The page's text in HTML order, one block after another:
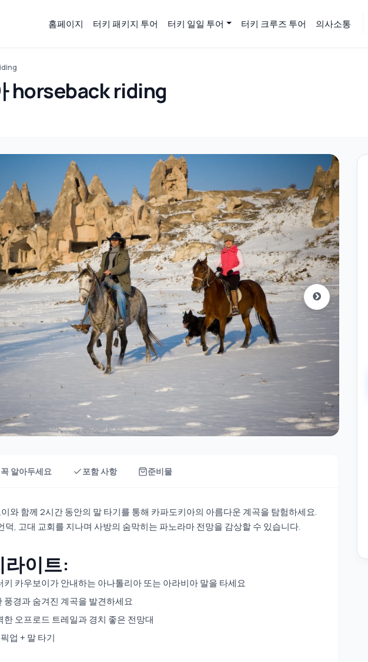
홈페이지 터키 패키지 투어 터키 일일 투어 터키 크루즈 투어 의사소통
horseback riding
꼭 알아두세요 포함 사항 준비물
와 함께 2시간 동안의 말 타기를 통해 카파도키아의 아름다운 계곡을 탐험하세요.
덕, 고대 교회를 지나며 사방의 숨막히는 파노라마 전망을 감상할 수 있습니다.
라이트:
키 카우보이가 안내하는 아나톨리아 또는 아라비아 말을 타세요
풍경과 숨겨진 계곡을 발견하세요
한 오프로드 트레일과 경치 좋은 전망대
업 + 말 타기